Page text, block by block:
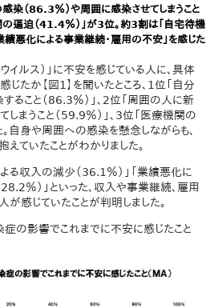
染（86.3％）や周囲に感染させてしまうこと
の逼迫（41.4％）」が3位。約3割は「自宅待機
績悪化による事業継続・雇用の不安」を感じた
イルス）」に不安を感じている人に、具体
じたか【図1】を聞いたところ、1位「自分
ること（86.3％）」、2位「周囲の人に新
しまうこと（59.9％）」、3位「医療機関の
。自身や周囲への感染を懸念しながらも、
ていたことがわかりました。
る収入の減少（36.1％）」「業績悪化に
％）」といった、収入や事業継続、雇用
感じていたことが判明しました。
症の影響でこれまでに不安に感じたこと